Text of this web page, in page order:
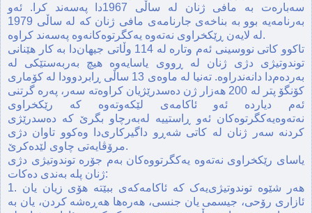
سه‌باره‌ت به‌ مافی ژنان له ساڵی 1967دا په‌سه‌ند کرا. ئه‌و
به‌رنامه‌یه بوو به‌ بناخه‌ی جارنامه‌ی مافی ژنان که له ساڵی 1979
له‌ لایه‌ن ڕێکخراوی نه‌ته‌وه‌ یه‌کگرتوه‌کانه‌وه‌ په‌سه‌ند کراوه‌.
تاکوو کاتی نووسینی ئه‌م وتاره‌ له‌ 114 وڵاتی جیهان‌دا به‌ کار هێنانی
توندوتیژی دژی ژنان له‌ ڕووی یاسایه‌وه‌ هیچ به‌ربه‌ستێکی له‌
به‌رده‌م‌دا دانه‌ندراوه‌. ته‌نیا له‌ ماوه‌ی 13 ساڵی ڕابردوودا له‌ کۆماری
کۆنگۆ پتر له‌ 200 هه‌زار ژن ده‌سدرێژیان کراوه‌ته‌ سه‌ر، په‌ره‌ گرتنی
ئه‌م دیارده‌ ئه‌و ئاکامه‌ی لێکه‌وته‌وه‌ که‌ رێکخراوی
نه‌ته‌وه‌یه‌کگرتوه‌کان ئه‌و ڕاستییه‌ له‌به‌رچاو بگرێ که‌ ده‌سدرێژی
کردنه‌ سه‌ر ژنان له‌ کاتی شه‌ڕو داگیرکاری‌دا وه‌کوو تاوان دژی
مرۆڤایه‌تی چاوی لێده‌کرێ.
یاسای رێکخراوی نه‌ته‌وه‌ یه‌کگرتووه‌کان به‌م جۆره‌ توندوتیژی دژی
ژنان پله‌ به‌ندی ده‌کات:
1. هه‌ر شێوه توندوتیژی‌یه‌ک که ئاکامه‌که‌ی ببێته هۆی زیان‌ یان
ئازاری رۆحی، جیسمی یان جنسی، هه‌ره‌ها هه‌ڕه‌شه کردن، یان به‌